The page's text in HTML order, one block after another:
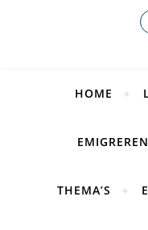
HOME
THEMA’S